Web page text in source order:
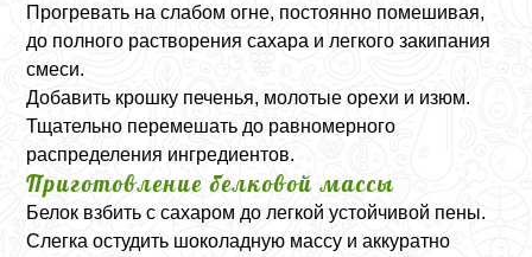
Прогревать на слабом огне, постоянно помешивая,
до полного растворения сахара и легкого закипания
смеси.
Добавить крошку печенья, молотые орехи и изюм.
Тщательно перемешать до равномерного
распределения ингредиентов.
Приготовление белковой массы
Белок взбить с сахаром до легкой устойчивой пены.
Слегка остудить шоколадную массу и аккуратно